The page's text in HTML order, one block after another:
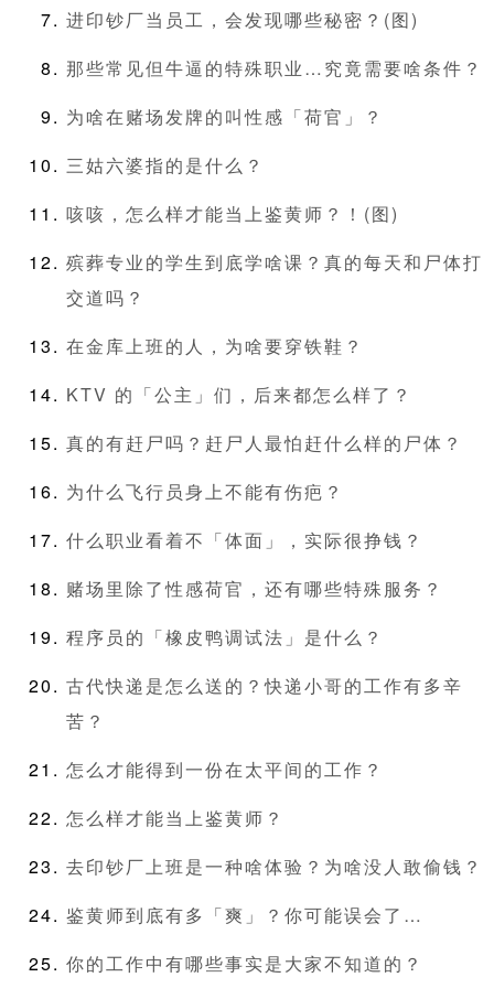
进印钞厂当员工，会发现哪些秘密？(图)
那些常见但牛逼的特殊职业…究竟需要啥条件？
为啥在赌场发牌的叫性感「荷官」？
三姑六婆指的是什么？
咳咳，怎么样才能当上鉴黄师？！(图)
殡葬专业的学生到底学啥课？真的每天和尸体打
交道吗？
在金库上班的人，为啥要穿铁鞋？
KTV 的「公主」们，后来都怎么样了？
真的有赶尸吗？赶尸人最怕赶什么样的尸体？
为什么飞行员身上不能有伤疤？
什么职业看着不「体面」，实际很挣钱？
赌场里除了性感荷官，还有哪些特殊服务？
程序员的「橡皮鸭调试法」是什么？
古代快递是怎么送的？快递小哥的工作有多辛
苦？
怎么才能得到一份在太平间的工作？
怎么样才能当上鉴黄师？
去印钞厂上班是一种啥体验？为啥没人敢偷钱？
鉴黄师到底有多「爽」？你可能误会了…
你的工作中有哪些事实是大家不知道的？